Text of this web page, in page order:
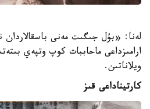
لەنا: «بۇل جىگىت مەنى
ارامىزداعى ماحاببات كوپ وتپەي
ويلاناتىن.
كارتيناداعى قىز